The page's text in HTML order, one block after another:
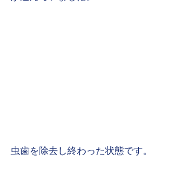
虫歯を除去し終わった状態です。